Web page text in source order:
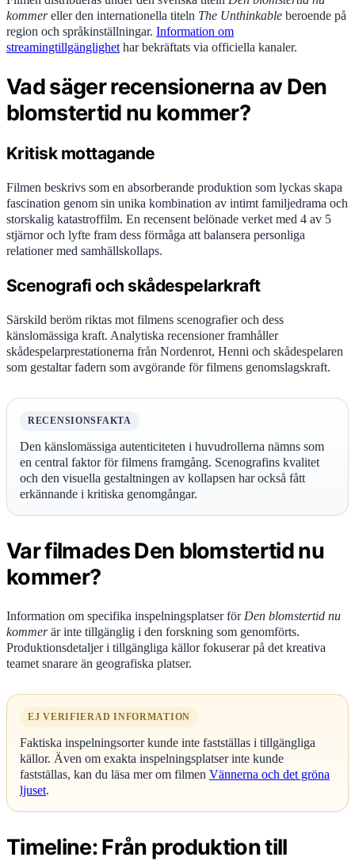
kommereller den internationella titeln The Unthinkable beroende på
region och språkinställningar. Information om
streamingtillgänglighethar bekräftats via officiella kanaler.
Vad säger recensionerna av Den
blomstertid nu kommer?
Kritisk mottagande
Filmen beskrivs som en absorberande produktion som lyckas skapa
fascination genom sin unika kombination av intimt familjedrama och
storskalig katastroffilm. En recensent belönade verket med 4 av 5
stjärnor och lyfte fram dess förmåga att balansera personliga
relationer med samhällskollaps.
Scenografi och skådespelarkraft
Särskild beröm riktas mot filmens scenografier och dess
känslomässiga kraft. Analytiska recensioner framhåller
skådespelarprestationerna från Nordenrot, Henni och skådespelaren
som gestaltar fadern som avgörande för filmens genomslagskraft.
RECENSIONSFAKTA
Den känslomässiga autenticiteten i huvudrollerna nämns som
en central faktor för filmens framgång. Scenografins kvalitet
och den visuella gestaltningen av kollapsen har också fått
erkännande i kritiska genomgångar.
Var filmades Den blomstertid nu
kommer?
Information om specifika inspelningsplatser för Den blomstertid nu
kommerär inte tillgänglig i den forskning som genomförts.
Produktionsdetaljer i tillgängliga källor fokuserar på det kreativa
teamet snarare än geografiska platser.
EJ VERIFIERAD INFORMATION
Faktiska inspelningsorter kunde inte fastställas i tillgängliga
källor. Även om exakta inspelningsplatser inte kunde
fastställas, kan du läsa mer om filmen Vännerna och det gröna
ljuset.
Timeline: Från produktion till